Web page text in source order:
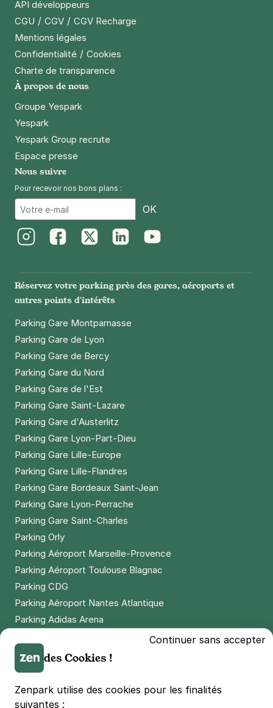
API développeurs
CGU / CGV / CGV Recharge
Mentions légales
Confidentialité / Cookies
Charte de transparence
À propos de nous
Groupe Yespark
Yespark
Yespark Group recrute
Espace presse
Nous suivre
Pour recevoir nos bons plans :
OK
Réservez votre parking près des gares, aéroports et
autres points d'intérêts
Parking Gare Montparnasse
Parking Gare de Lyon
Parking Gare de Bercy
Parking Gare du Nord
Parking Gare de l'Est
Parking Gare Saint-Lazare
Parking Gare d'Austerlitz
Parking Gare Lyon-Part-Dieu
Parking Gare Lille-Europe
Parking Gare Lille-Flandres
Parking Gare Bordeaux Saint-Jean
Parking Gare Lyon-Perrache
Parking Gare Saint-Charles
Parking Orly
Parking Aéroport Marseille-Provence
Parking Aéroport Toulouse Blagnac
Parking CDG
Parking Aéroport Nantes Atlantique
Parking Adidas Arena
Parking LDLC Arena
Parking Stade Pierre Mauroy
Parking Groupama Stadium
Parking Vélodrome
Continuer sans accepter
des Cookies !
Zenpark utilise des cookies pour les finalités
suivantes :